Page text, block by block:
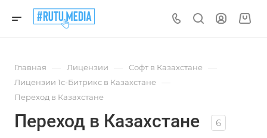
Главная — Лицензии — Софт в Казахстане —
Лицензии 1с-Битрикс в Казахстане —
Переход в Казахстане
Переход в Казахстане 6